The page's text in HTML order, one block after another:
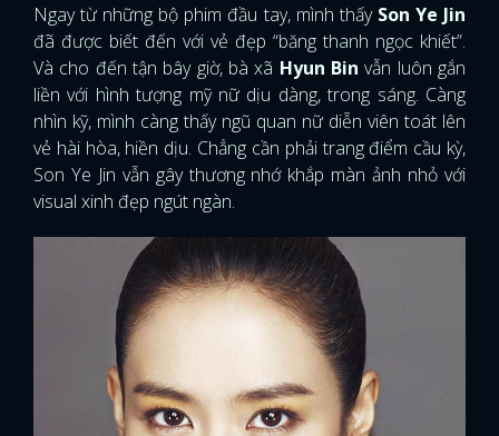
Ngay từ những bộ phim đầu tay, mình thấy Son Ye Jin
đã được biết đến với vẻ đẹp “băng thanh ngọc khiết”.
Và cho đến tận bây giờ, bà xã Hyun Bin vẫn luôn gắn
liền với hình tượng mỹ nữ dịu dàng, trong sáng. Càng
nhìn kỹ, mình càng thấy ngũ quan nữ diễn viên toát lên
vẻ hài hòa, hiền dịu. Chẳng cần phải trang điểm cầu kỳ,
Son Ye Jin vẫn gây thương nhớ khắp màn ảnh nhỏ với
visual xinh đẹp ngút ngàn.